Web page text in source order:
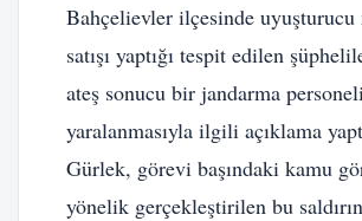
Bahçelievler ilçesinde uyuşturucu
satışı yaptığı tespit edilen
ateş sonucu bir jandarma
yaralanmasıyla ilgili açıklama
Gürlek, görevi başındaki kamu
yönelik gerçekleştirilen bu